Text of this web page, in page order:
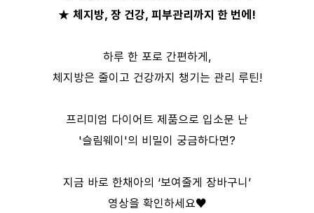
★ 체지방, 장 건강, 피부관리까지 한 번에!
하루 한 포로 간편하게,
체지방은 줄이고 건강까지 챙기는 관리 루틴!
프리미엄 다이어트 제품으로 입소문 난
'슬림웨이'의 비밀이 궁금하다면?
지금 바로 한채아의 ‘보여줄게 장바구니’
영상을 확인하세요♥